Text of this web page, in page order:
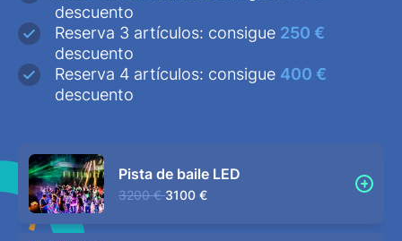
descuento
Reserva 3 artículos: consigue 250 €
descuento
Reserva 4 artículos: consigue 400 €
descuento
Pista de baile LED
3200 € 3100 €